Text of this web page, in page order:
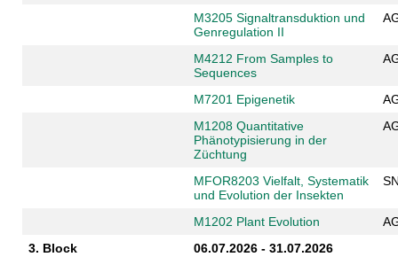
M3205 Signaltransduktion und
Genregulation II
M4212 From Samples to
Sequences
M7201 Epigenetik
M1208Quantitative
Phänotypisierung in der
Züchtung
MFOR8203 Vielfalt, Systematik
und Evolution der Insekten
M1202 Plant Evolution
3. Block
06.07.2026 - 31.07.2026